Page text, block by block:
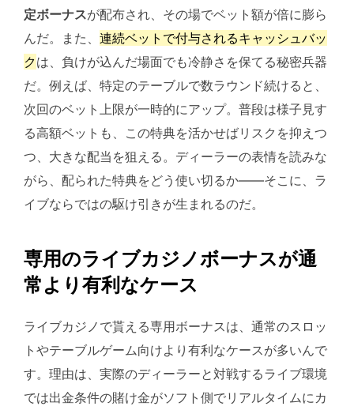
定ボーナスが配布され、その場でベット額が倍に膨ら
んだ。また、 連続ベットで付与されるキャッシュバッ
クは、負けが込んだ場面でも冷静さを保てる秘密兵器
だ。例えば、特定のテーブルで数ラウンド続けると、
次回のベット上限が一時的にアップ。普段は様子見す
る高額ベットも、この特典を活かせばリスクを抑えつ
つ、大きな配当を狙える。ディーラーの表情を読みな
がら、配られた特典をどう使い切るか——そこに、ラ
イブならではの駆け引きが生まれるのだ。
専用のライブカジノボーナスが通
常より有利なケース
ライブカジノで貰える専用ボーナスは、通常のスロッ
トやテーブルゲーム向けより有利なケースが多いんで
す。理由は、実際のディーラーと対戦するライブ環境
では出金条件の賭け金がソフト側でリアルタイムにカ